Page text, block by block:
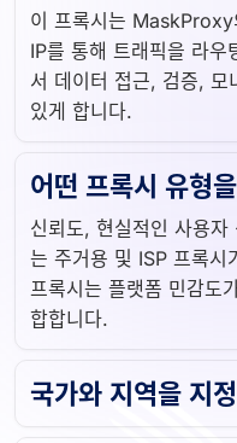
이 프록시는 MaskProxy
IP를 통해 트래픽을 라우
서 데이터 접근, 검증, 모
있게 합니다.
어떤 프록시 유형
신뢰도, 현실적인 사용
는 주거용 및 ISP 프록시
프록시는 플랫폼 민감도
합합니다.
국가와 지역을 지